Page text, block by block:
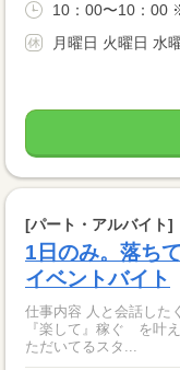
10：00〜10：00
月曜日 火曜日 水
[パート・アルバイト]
1日のみ。落ち
イベントバイト
仕事内容 人と会話したくないな..... 疲れるのは嫌だな。。。 など
『楽して』稼ぐ を叶えます。 人気のお仕事の為、
ただいてるスタ...